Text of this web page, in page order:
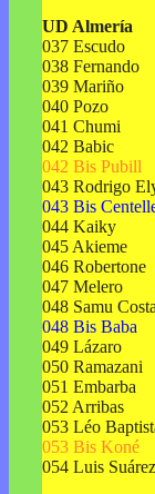
UD Almería
037 Escudo
038 Fernando
039 Mariño
040 Pozo
041 Chumi
042 Babic
042 Bis Pubill
043 Rodrigo
043 Bis
044 Kaiky
045 Akieme
046 Robertone
047 Melero
048 Samu Costa
048 Bis Baba
049 Lázaro
050 Ramazani
051 Embarba
052 Arribas
053 Léo
053 Bis Koné
054 Luis Suárez